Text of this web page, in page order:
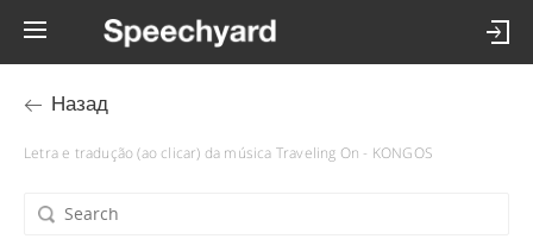
Назад
Letra e tradução (ao clicar) da música Traveling On - KONGOS